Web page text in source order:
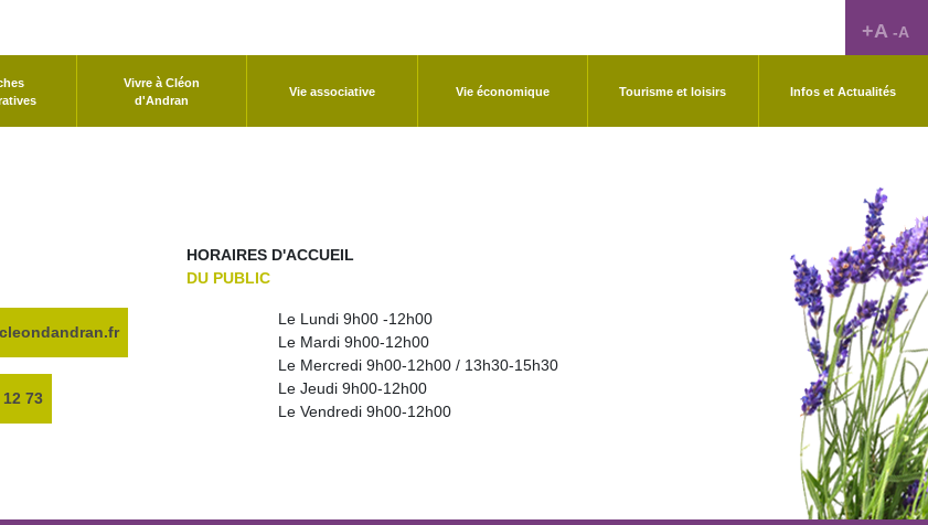
+A -A
Vivre à Cléon
d'Andran
Vie associative Vie économique Tourisme et loisirs Infos et Actualités
73
HORAIRES D'ACCUEIL
DU PUBLIC
Le Lundi 9h00 -12h00
Le Mardi 9h00-12h00
Le Mercredi 9h00-12h00 / 13h30-15h30
Le Jeudi 9h00-12h00
Le Vendredi 9h00-12h00